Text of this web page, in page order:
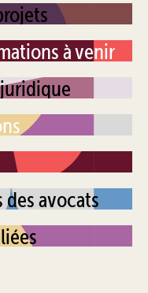
à venir
avocats